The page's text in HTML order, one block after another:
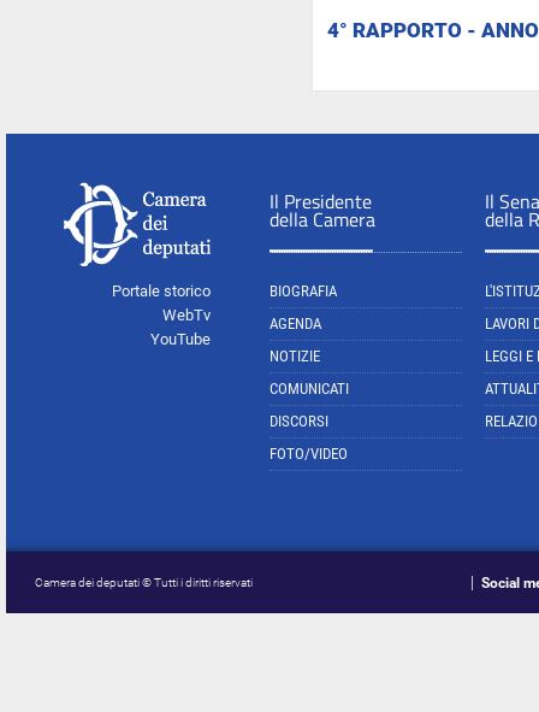
4° RAPPORTO -
Portale storico
WebTv
YouTube
Il Presidente
della Camera
BIOGRAFIA
AGENDA
NOTIZIE
COMUNICATI
DISCORSI
FOTO/VIDEO
Il
della
LAVORI
LEGGI E
Camera dei deputati © Tutti i diritti riservati Social